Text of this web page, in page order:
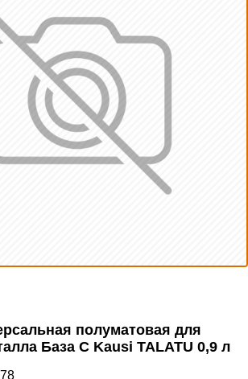
полуматовая для
База С Kausi TALATU 0,9 л